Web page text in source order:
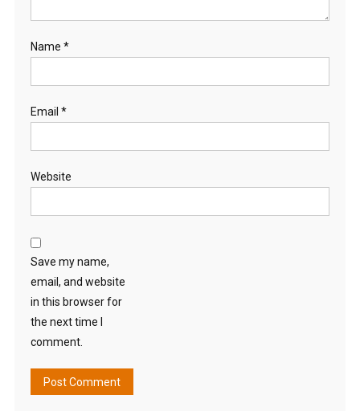
Name *
Email *
Website
Save my name,
email, and website
in this browser for
the next time I
comment.